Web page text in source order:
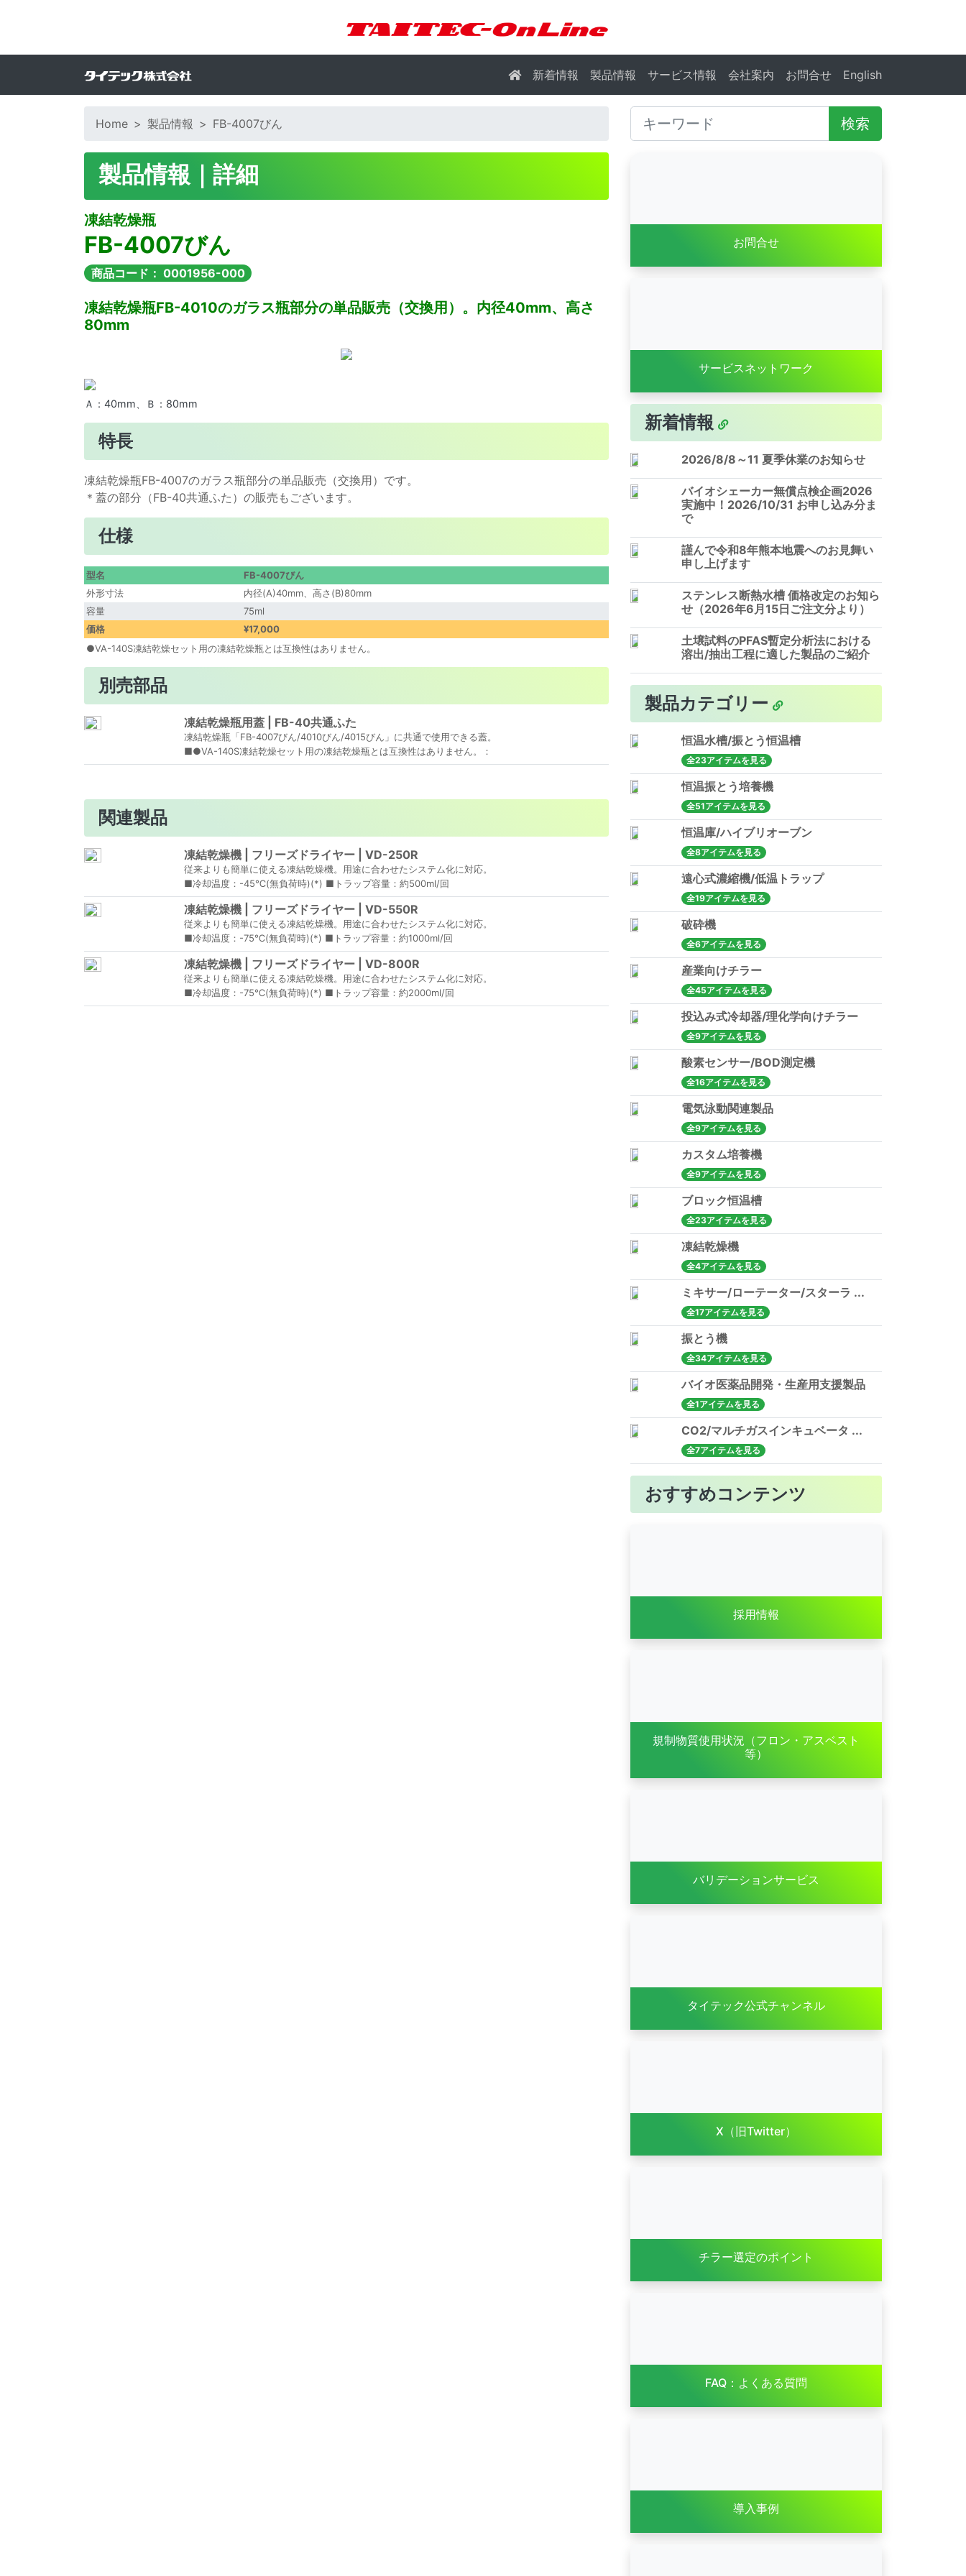
新着情報 製品情報 サービス情報 会社案内 お問合せ English
Home > 製品情報 > FB-4007びん
製品情報｜詳細
凍結乾燥瓶
FB-4007びん
商品コード： 0001956-000
凍結乾燥瓶FB-4010のガラス瓶部分の単品販売（交換用）。内径40mm、高さ
80mm
Ａ：40mm、Ｂ：80mm
特長
凍結乾燥瓶FB-4007のガラス瓶部分の単品販売（交換用）です。
＊蓋の部分（FB-40共通ふた）の販売もございます。
仕様
型名
FB-4007びん
外形寸法
内径(A)40mm、高さ(B)80mm
容量
75ml
価格
¥17,000
●VA-140S凍結乾燥セット用の凍結乾燥瓶とは互換性はありません。
別売部品
凍結乾燥瓶用蓋 | FB-40共通ふた
凍結乾燥瓶「FB-4007びん/4010びん/4015びん」に共通で使用できる蓋。
■●VA-140S凍結乾燥セット用の凍結乾燥瓶とは互換性はありません。：
関連製品
凍結乾燥機 | フリーズドライヤー | VD-250R
従来よりも簡単に使える凍結乾燥機。用途に合わせたシステム化に対応。
■冷却温度：-45℃(無負荷時)(*) ■トラップ容量：約500ml/回
凍結乾燥機 | フリーズドライヤー | VD-550R
従来よりも簡単に使える凍結乾燥機。用途に合わせたシステム化に対応。
■冷却温度：-75℃(無負荷時)(*) ■トラップ容量：約1000ml/回
凍結乾燥機 | フリーズドライヤー | VD-800R
従来よりも簡単に使える凍結乾燥機。用途に合わせたシステム化に対応。
■冷却温度：-75℃(無負荷時)(*) ■トラップ容量：約2000ml/回
検索
お問合せ
サービスネットワーク
新着情報
2026/8/8～11 夏季休業のお知らせ
バイオシェーカー無償点検企画2026
実施中！2026/10/31 お申し込み分ま
で
謹んで令和8年熊本地震へのお見舞い
申し上げます
ステンレス断熱水槽 価格改定のお知ら
せ（2026年6月15日ご注文分より）
土壌試料のPFAS暫定分析法における
溶出/抽出工程に適した製品のご紹介
製品カテゴリー
恒温水槽/振とう恒温槽
全23アイテムを見る
恒温振とう培養機
全51アイテムを見る
恒温庫/ハイブリオーブン
全8アイテムを見る
遠心式濃縮機/低温トラップ
全19アイテムを見る
破砕機
全6アイテムを見る
産業向けチラー
全45アイテムを見る
投込み式冷却器/理化学向けチラー
全9アイテムを見る
酸素センサー/BOD測定機
全16アイテムを見る
電気泳動関連製品
全9アイテムを見る
カスタム培養機
全9アイテムを見る
ブロック恒温槽
全23アイテムを見る
凍結乾燥機
全4アイテムを見る
ミキサー/ローテーター/スターラ ...
全17アイテムを見る
振とう機
全34アイテムを見る
バイオ医薬品開発・生産用支援製品
全1アイテムを見る
CO2/マルチガスインキュベータ ...
全7アイテムを見る
おすすめコンテンツ
採用情報
規制物質使用状況（フロン・アスベスト
等）
バリデーションサービス
タイテック公式チャンネル
X（旧Twitter）
チラー選定のポイント
FAQ：よくある質問
導入事例